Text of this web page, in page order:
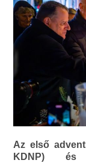
Az első
KDNP) és